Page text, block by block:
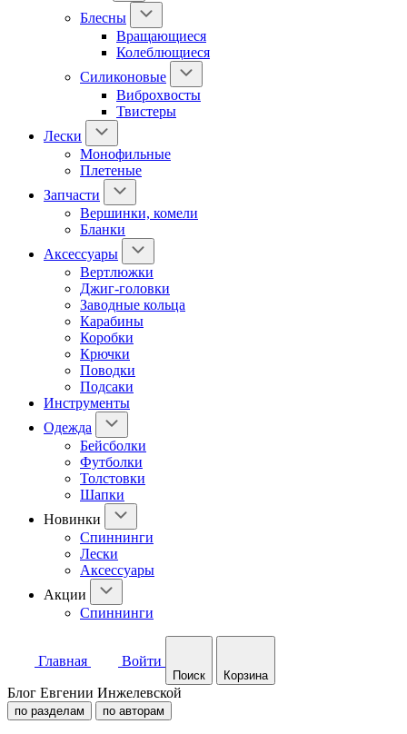
Блесны
Вращающиеся
Колеблющиеся
Силиконовые
Виброхвосты
Твистеры
Лески
Монофильные
Плетеные
Запчасти
Вершинки, комели
Бланки
Аксессуары
Вертлюжки
Джиг-головки
Заводные кольца
Карабины
Коробки
Крючки
Поводки
Подсаки
Инструменты
Одежда
Бейсболки
Футболки
Толстовки
Шапки
Новинки
Спиннинги
Лески
Аксессуары
Акции
Спиннинги
Главная Войти
Поиск Корзина
Блог Евгении Инжелевской
по разделам по авторам